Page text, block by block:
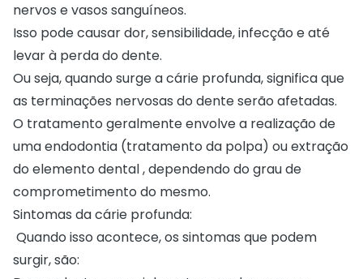
nervos e vasos sanguíneos.
Isso pode causar dor, sensibilidade, infecção e até
levar à perda do dente.
Ou seja, quando surge a cárie profunda, significa que
as terminações nervosas do dente serão afetadas.
O tratamento geralmente envolve a realização de
uma endodontia (tratamento da polpa) ou extração
do elemento dental , dependendo do grau de
comprometimento do mesmo.
Sintomas da cárie profunda:
Quando isso acontece, os sintomas que podem
surgir, são: